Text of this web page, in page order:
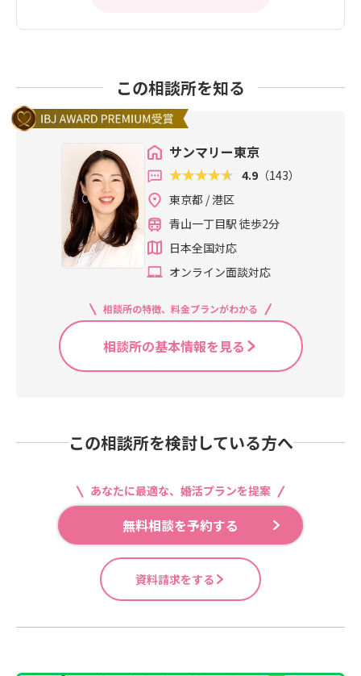
この相談所を知る
サンマリー東京
4.9 （143）
東京都 / 港区
青山一丁目駅 徒歩2分
日本全国対応
オンライン面談対応
相談所の特徴、料金プランがわかる
相談所の基本情報を見る
この相談所を検討している方へ
あなたに最適な、婚活プランを提案
無料相談を予約する
資料請求をする